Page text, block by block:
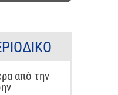
από την